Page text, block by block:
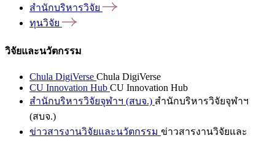
สำนักบริหารวิจัย
ทุนวิจัย
วิจัยและนวัตกรรม
Chula DigiVerse Chula DigiVerse
CU Innovation Hub CU Innovation Hub
สำนักบริหารวิจัยจุฬาฯ (สบจ.) สำนักบริหารวิจัยจุฬาฯ
(สบจ.)
ข่าวสารงานวิจัยและนวัตกรรม ข่าวสารงานวิจัยและ